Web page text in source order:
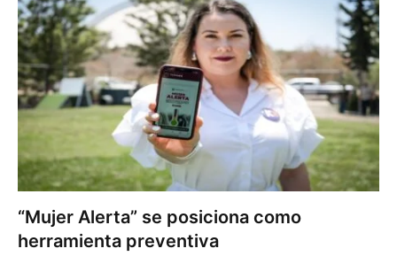
“Mujer Alerta” se posiciona como
herramienta preventiva